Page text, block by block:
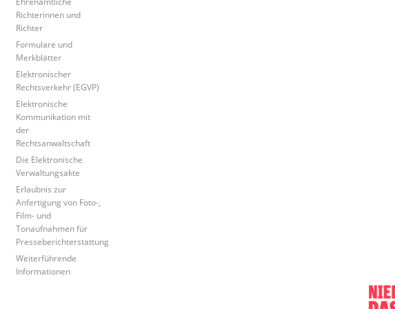
Richterinnen und
Richter
Formulare und
Merkblätter
Elektronischer
Rechtsverkehr (EGVP)
Elektronische
Kommunikation mit
der
Rechtsanwaltschaft
Die Elektronische
Verwaltungsakte
Erlaubnis zur
Anfertigung von Foto-,
Film- und
Tonaufnahmen für
Presseberichterstattung
Weiterführende
Informationen